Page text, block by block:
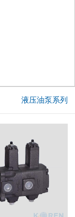
液压油泵系列